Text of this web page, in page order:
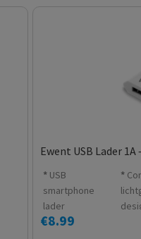
Ewent USB Lader 1A
€8.99
USB
smartphone
lader